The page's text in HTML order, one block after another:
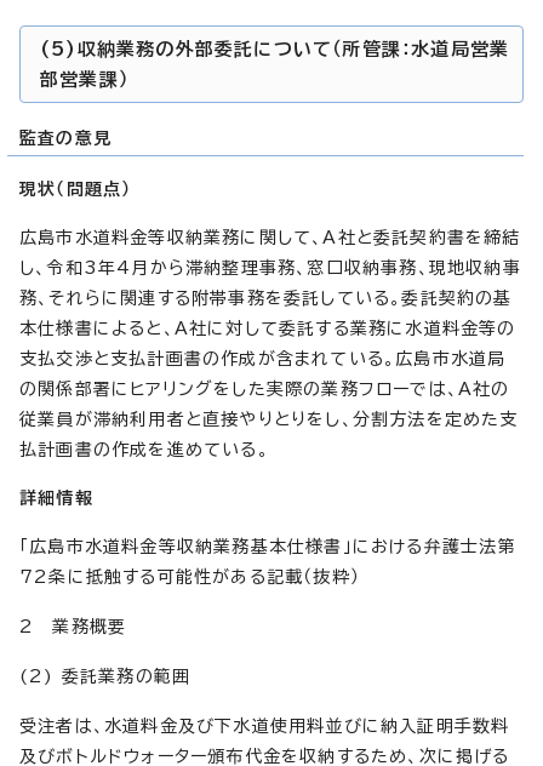
(5)収納業務の外部委託について（所管課：水道局営業
部営業課）
監査の意見
現状（問題点）
広島市水道料金等収納業務に関して、A社と委託契約書を締結
し、令和3年4月から滞納整理事務、窓口収納事務、現地収納事
務、それらに関連する附帯事務を委託している。委託契約の基
本仕様書によると、A社に対して委託する業務に水道料金等の
支払交渉と支払計画書の作成が含まれている。広島市水道局
の関係部署にヒアリングをした実際の業務フローでは、A社の
従業員が滞納利用者と直接やりとりをし、分割方法を定めた支
払計画書の作成を進めている。
詳細情報
「広島市水道料金等収納業務基本仕様書」における弁護士法第
72条に抵触する可能性がある記載（抜粋）
2 業務概要
(2) 委託業務の範囲
受注者は、水道料金及び下水道使用料並びに納入証明手数料
及びボトルドウォーター頒布代金を収納するため、次に掲げる